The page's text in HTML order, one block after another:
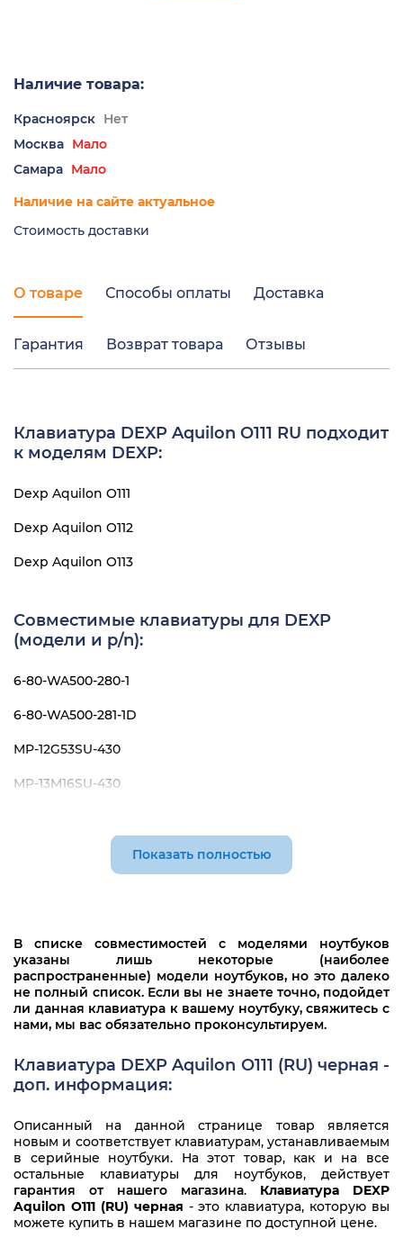
Наличие товара:
Красноярск Нет
Москва Мало
Самара Мало
Наличие на сайте актуальное
Стоимость доставки
О товаре Способы оплаты Доставка
Гарантия Возврат товара Отзывы
Клавиатура DEXP Aquilon O111 RU подходит
к моделям DEXP:
Dexp Aquilon O111
Dexp Aquilon O112
Dexp Aquilon O113
Совместимые клавиатуры для DEXP
(модели и p/n):
6-80-WA500-280-1
6-80-WA500-281-1D
MP-12G53SU-430
MP-13M16SU-430
Показать полностью
В списке совместимостей с моделями ноутбуков
указаны лишь некоторые (наиболее
распространенные) модели ноутбуков, но это далеко
не полный список. Если вы не знаете точно, подойдет
ли данная клавиатура к вашему ноутбуку, свяжитесь с
нами, мы вас обязательно проконсультируем.
Клавиатура DEXP Aquilon O111 (RU) черная -
доп. информация:
Описанный на данной странице товар является
новым и соответствует клавиатурам, устанавливаемым
в серийные ноутбуки. На этот товар, как и на все
остальные клавиатуры для ноутбуков, действует
гарантия от нашего магазина. Клавиатура DEXP
Aquilon O111 (RU) черная - это клавиатура, которую вы
можете купить в нашем магазине по доступной цене.